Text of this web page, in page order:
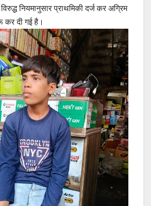
नियमानुसार प्राथमिकी दर्ज कर अग्रिम
कर दी गई है।